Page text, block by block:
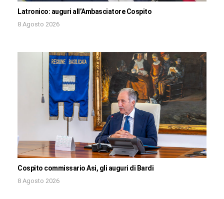
Latronico: auguri all’Ambasciatore Cospito
8 Agosto 2026
Cospito commissario Asi, gli auguri di Bardi
8 Agosto 2026